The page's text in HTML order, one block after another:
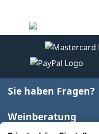
Sie haben Fragen?
Weinberatung